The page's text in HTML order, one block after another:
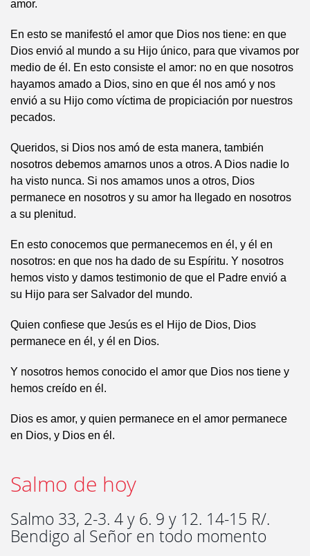
amor.
En esto se manifestó el amor que Dios nos tiene: en que
Dios envió al mundo a su Hijo único, para que vivamos por
medio de él. En esto consiste el amor: no en que nosotros
hayamos amado a Dios, sino en que él nos amó y nos
envió a su Hijo como víctima de propiciación por nuestros
pecados.
Queridos, si Dios nos amó de esta manera, también
nosotros debemos amarnos unos a otros. A Dios nadie lo
ha visto nunca. Si nos amamos unos a otros, Dios
permanece en nosotros y su amor ha llegado en nosotros
a su plenitud.
En esto conocemos que permanecemos en él, y él en
nosotros: en que nos ha dado de su Espíritu. Y nosotros
hemos visto y damos testimonio de que el Padre envió a
su Hijo para ser Salvador del mundo.
Quien confiese que Jesús es el Hijo de Dios, Dios
permanece en él, y él en Dios.
Y nosotros hemos conocido el amor que Dios nos tiene y
hemos creído en él.
Dios es amor, y quien permanece en el amor permanece
en Dios, y Dios en él.
Salmo de hoy
Salmo 33, 2-3. 4 y 6. 9 y 12. 14-15 R/.
Bendigo al Señor en todo momento